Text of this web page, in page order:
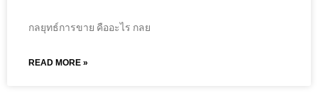
กลยุทธ์การขาย คืออะไร กลย
READ MORE »